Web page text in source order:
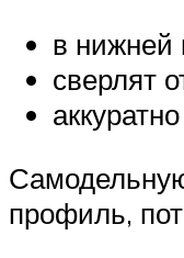
в нижней
сверлят
профиль,